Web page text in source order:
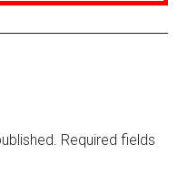
Required fields